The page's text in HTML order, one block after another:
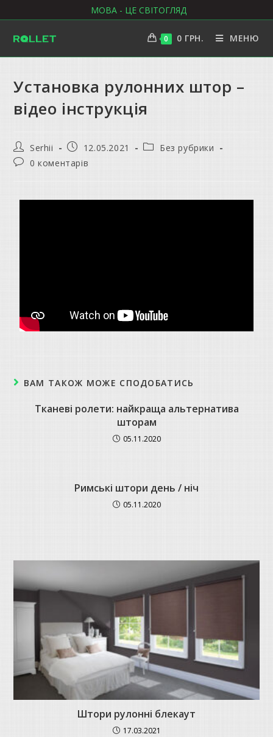
МОВА - ЦЕ СВІТОГЛЯД
0 0 ГРН. МЕНЮ
Установка рулонних штор –
відео інструкція
Serhii 12.05.2021
Без рубрики
0 коментарів
ВАМ ТАКОЖ МОЖЕ СПОДОБАТИСЬ
Тканеві ролети: найкраща альтернатива
шторам
05.11.2020
Римські штори день / ніч
05.11.2020
Штори рулонні блекаут
17.03.2021